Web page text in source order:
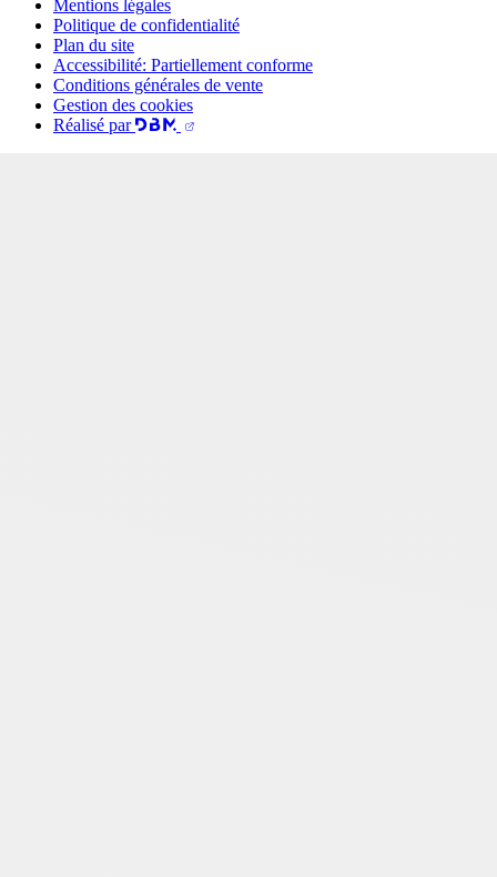
Mentions légales
Politique de confidentialité
Plan du site
Accessibilité: Partiellement conforme
Conditions générales de vente
Gestion des cookies
Réalisé par